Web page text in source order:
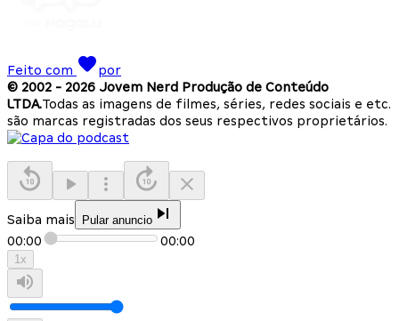
Feito com
por
© 2002 - 2026 Jovem Nerd Produção de Conteúdo
LTDA.Todas as imagens de filmes, séries, redes sociais e etc.
são marcas registradas dos seus respectivos proprietários.
Saiba mais Pular anuncio
00:00 00:00
1x